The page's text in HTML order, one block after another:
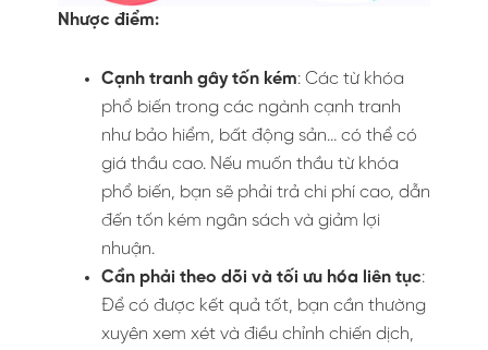
Nhược điểm:
Cạnh tranh gây tốn kém: Các từ khóa
phổ biến trong các ngành cạnh tranh
như bảo hiểm, bất động sản… có thể có
giá thầu cao. Nếu muốn thầu từ khóa
phổ biến, bạn sẽ phải trả chi phí cao, dẫn
đến tốn kém ngân sách và giảm lợi
nhuận.
Cần phải theo dõi và tối ưu hóa liên tục:
Để có được kết quả tốt, bạn cần thường
xuyên xem xét và điều chỉnh chiến dịch,